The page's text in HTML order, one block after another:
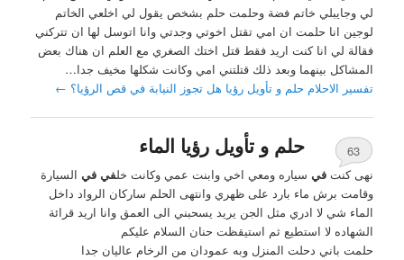
لي وجايبلي خاتم فضة وحلمت حلم بشخص يقول لي اخلعي الخاتم
لوجين انا حلمت ان امي تقتل اخوتي وجدتي وانا اتوسل لها ان تتركني
فقالة لي انا كنت اريد فقط قتل اختك الصغري مع العلم ان هناك بعض
المشاكل بينهما وبعد ذلك قتلتني امي وكانت شكلها مخيف جدا…
تفسير الاحلام حلم و تأويل رؤيا هل تجوز النيابة في قص الرؤيا؟ ←
حلم و تأويل رؤيا الماء
63
نهى كنتفي سياره ومعي اخي وابنت عمي وكانت خلفي في السيارة
وقامت برش ماء بارد على ظهري وانتهى الحلم ساركان الرواد داخل
الماء شي لا ادري مثل الجن يريد يسحبني الى العمق‎ وانا اريد قرائة
الشهاده لا استطيع ثم استيقظت حنان السلام عليكم
حلمت باني دحلت المنزل وبه عمودان من الرخام عاليان جدا